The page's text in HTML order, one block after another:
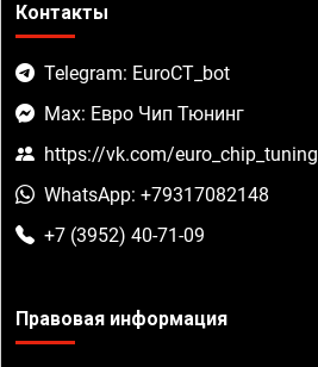
Контакты
Telegram: EuroCT_bot
Max: Евро Чип Тюнинг
https://vk.com/euro_chip_tuning
WhatsApp: +79317082148
+7 (3952) 40-71-09
Правовая информация